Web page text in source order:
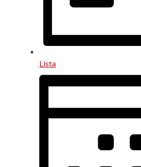
Lista